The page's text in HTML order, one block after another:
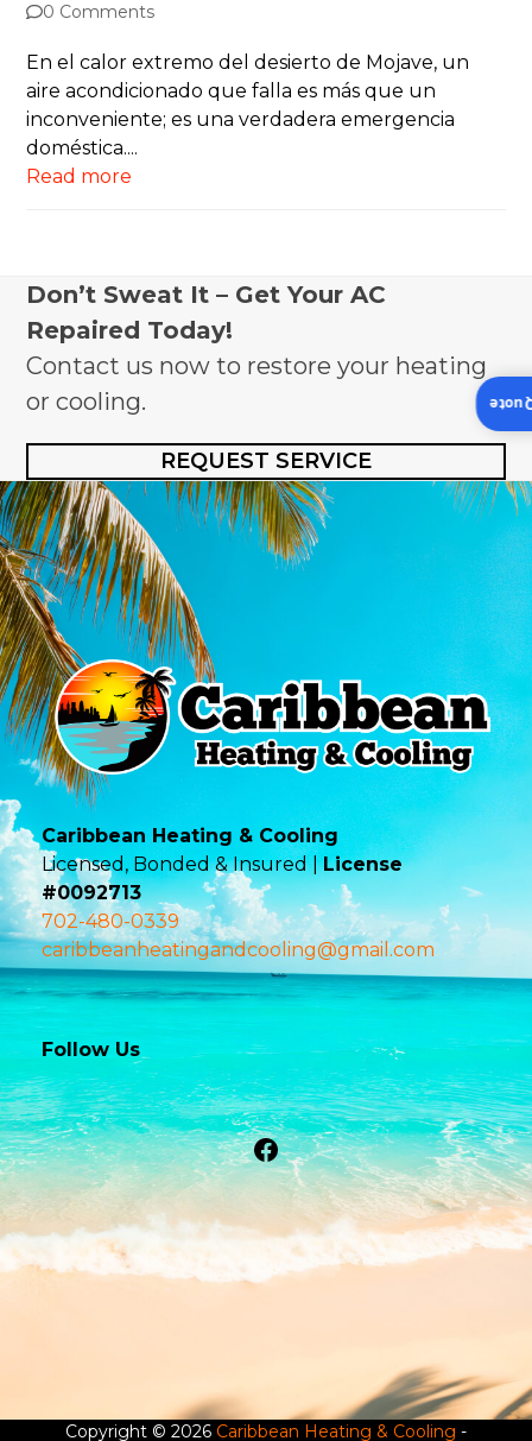
0 Comments
En el calor extremo del desierto de Mojave, un
aire acondicionado que falla es más que un
inconveniente; es una verdadera emergencia
doméstica....
Read more
Don’t Sweat It – Get Your AC
Repaired Today!
Contact us now to restore your heating
or cooling.
REQUEST SERVICE
Caribbean Heating & Cooling
Licensed, Bonded & Insured |License
#0092713
702-480-0339
caribbeanheatingandcooling@gmail.com
Follow Us
Facebook
Copyright © 2026 Caribbean Heating & Cooling -